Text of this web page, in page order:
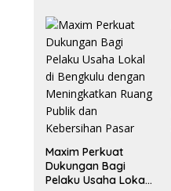
Maxim Perkuat
Dukungan Bagi
Pelaku Usaha Lokal